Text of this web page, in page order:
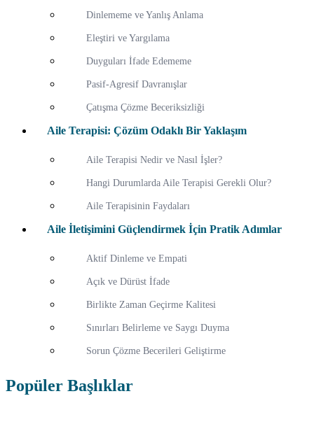
Dinlememe ve Yanlış Anlama
Eleştiri ve Yargılama
Duyguları İfade Edememe
Pasif-Agresif Davranışlar
Çatışma Çözme Beceriksizliği
Aile Terapisi: Çözüm Odaklı Bir Yaklaşım
Aile Terapisi Nedir ve Nasıl İşler?
Hangi Durumlarda Aile Terapisi Gerekli Olur?
Aile Terapisinin Faydaları
Aile İletişimini Güçlendirmek İçin Pratik Adımlar
Aktif Dinleme ve Empati
Açık ve Dürüst İfade
Birlikte Zaman Geçirme Kalitesi
Sınırları Belirleme ve Saygı Duyma
Sorun Çözme Becerileri Geliştirme
Popüler Başlıklar